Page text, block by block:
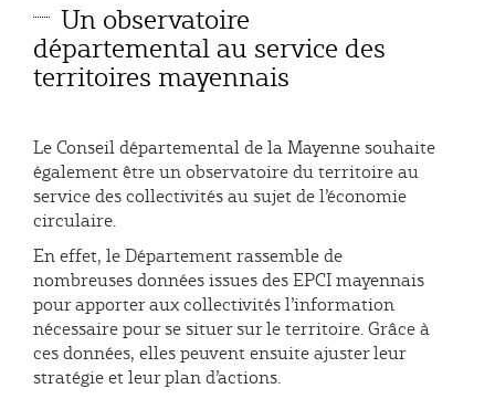
Un observatoire
départemental au service des
territoires mayennais
Le Conseil départemental de la Mayenne souhaite
également être un observatoire du territoire au
service des collectivités au sujet de l’économie
circulaire.
En effet, le Département rassemble de
nombreuses données issues des EPCI mayennais
pour apporter aux collectivités l’information
nécessaire pour se situer sur le territoire. Grâce à
ces données, elles peuvent ensuite ajuster leur
stratégie et leur plan d’actions.